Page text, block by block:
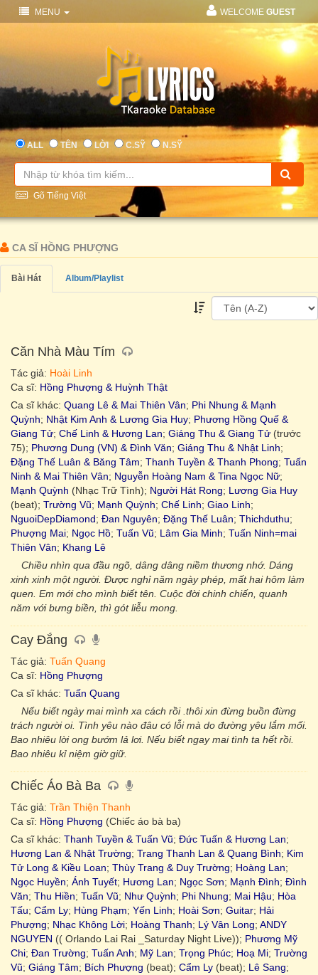
MENU WELCOME GUEST
ALL TÊN LỜI C.SỸ N.SỸ
Gõ Tiếng Việt
CA SĨ HỒNG PHƯỢNG
Bài Hát Album/Playlist
Căn Nhà Màu Tím
Tác giả: Hoài Linh
Ca sĩ: Hồng Phượng & Huỳnh Thật
Ca sĩ khác: Quang Lê & Mai Thiên Vân; Phi Nhung & Mạnh
Quỳnh; Nhật Kim Anh & Lương Gia Huy; Phương Hồng Quế &
Giang Tử; Chế Linh & Hương Lan; Giáng Thu & Giang Tử (trước
75); Phương Dung (VN) & Đình Văn; Giáng Thu & Nhật Linh;
Đặng Thế Luân & Băng Tâm; Thanh Tuyền & Thanh Phong; Tuấn
Ninh & Mai Thiên Vân; Nguyễn Hoàng Nam & Tina Ngọc Nữ;
Mạnh Quỳnh (Nhạc Trữ Tình); Người Hát Rong; Lương Gia Huy
(beat); Trường Vũ; Mạnh Quỳnh; Chế Linh; Giao Linh;
NguoiDepDiamond; Đan Nguyên; Đặng Thế Luân; Thichduthu;
Phượng Mai; Ngọc Hồ; Tuấn Vũ; Lâm Gia Minh; Tuấn Ninh=mai
Thiên Vân; Khang Lê
Chiều nhìn qua đầu ngõ, dâng dâng niềm thương nhớ. Dáng
xinh xinh một người. Ðược nghỉ năm ngày phép, mất hai hôm làm
quen. Em mới cho mình biết tên. Cuộc đời chinh chiến, quanh
năm với bưng biền, thì gót liễu mong.
Cay Đắng
Tác giả: Tuấn Quang
Ca sĩ: Hồng Phượng
Ca sĩ khác: Tuấn Quang
Nếu biết ngày mai mình xa cách rồi .thôi xin đừng buồn đừng
trách người oi. Tình yêu nào đâu có lỗi mà do đường yêu lắm mối.
Bao nhiêu lời ong bướm lả lơi. Nếu biết ngay mai tình ta hết rồi.
Bao nhiêu kỉ niệm giờ giữ.
Chiếc Áo Bà Ba
Tác giả: Trần Thiện Thanh
Ca sĩ: Hồng Phượng (Chiếc áo bà ba)
Ca sĩ khác: Thanh Tuyền & Tuấn Vũ; Đức Tuấn & Hương Lan;
Hương Lan & Nhật Trường; Trang Thanh Lan & Quang Bình; Kim
Tử Long & Kiều Loan; Thùy Trang & Duy Trường; Hoàng Lan;
Ngọc Huyền; Ánh Tuyết; Hương Lan; Ngọc Sơn; Mạnh Đình; Đình
Văn; Thu Hiền; Tuấn Vũ; Như Quỳnh; Phi Nhung; Mai Hậu; Hòa
Tấu; Cẩm Ly; Hùng Phạm; Yến Linh; Hoài Sơn; Guitar; Hải
Phượng; Nhạc Không Lời; Hoàng Thanh; Lý Vân Long; ANDY
NGUYEN (( Orlando Lai Rai _Saturday Night Live)); Phương Mỹ
Chi; Đan Trường; Tuấn Anh; Mỹ Lan; Trọng Phúc; Hoạ Mi; Trường
Vũ; Giáng Tâm; Bích Phượng (beat); Cẩm Ly (beat); Lê Sang;